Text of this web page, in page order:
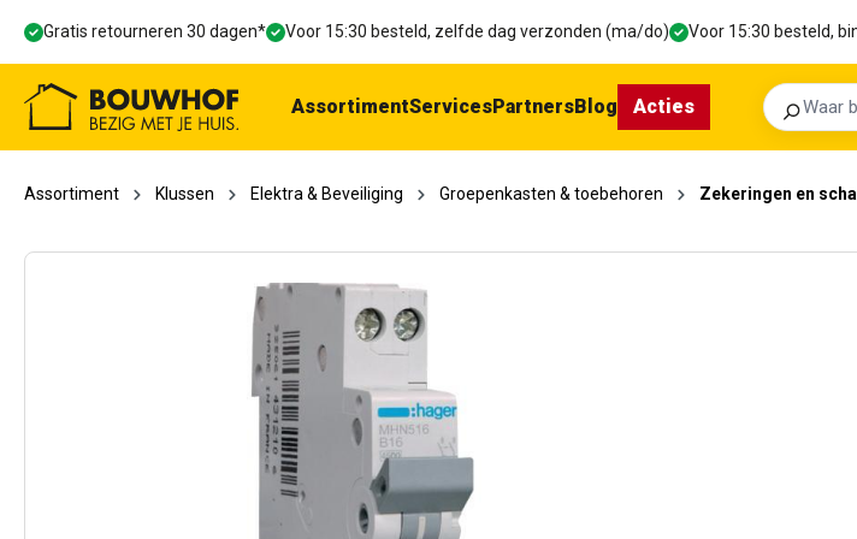
Ga naar de hoofdnavigatie
Gratis retourneren 30 dagen* Voor 15:30 besteld, zelfde dag verzonden (ma/do) Voor 15:30 besteld,
Zoeken
AssortimentServicesPartnersBlog Acties
Assortiment Klussen Elektra & Beveiliging Groepenkasten & toebehoren Zekeringen en